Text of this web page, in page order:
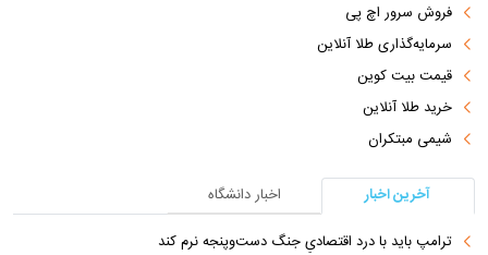
فروش سرور اچ پی
سرمایه‌گذاری طلا آنلاین
قیمت بیت کوین
خرید طلا آنلاین
شیمی مبتکران
آخرین اخبار
اخبار دانشگاه
ترامپ باید با درد اقتصادیِ جنگ دست‌و‌پنجه نرم کند